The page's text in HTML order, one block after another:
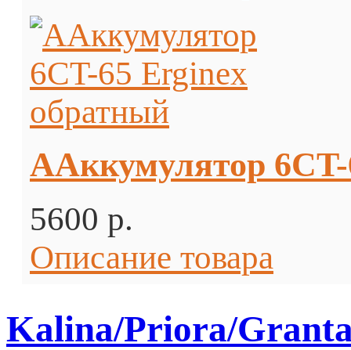
ААккумулятор
5600 p.
Описание товара
Kalina/Priora/